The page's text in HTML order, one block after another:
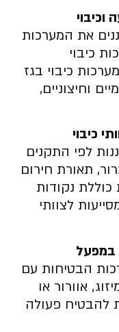
וכיבוי
את המערכות
כיבוי
כיבוי בגז
וחיצוניים,
כיבוי
לפי התקנים
תאורת חירום
כוללת נקודות
לצוותי
במפעל
הבטיחות עם
אוורור או
להבטיח פעולה